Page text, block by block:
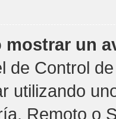
mostrar un
de Control
utilizando
Remoto o